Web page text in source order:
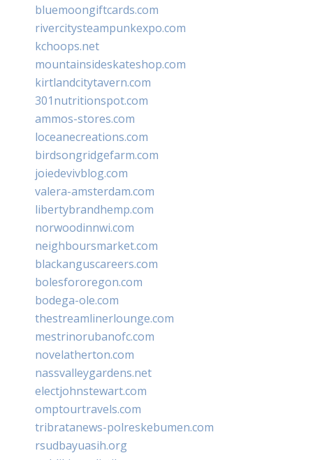
bluemoongiftcards.com
rivercitysteampunkexpo.com
kchoops.net
mountainsideskateshop.com
kirtlandcitytavern.com
301nutritionspot.com
ammos-stores.com
loceanecreations.com
birdsongridgefarm.com
joiedevivblog.com
valera-amsterdam.com
libertybrandhemp.com
norwoodinnwi.com
neighboursmarket.com
blackanguscareers.com
bolesfororegon.com
bodega-ole.com
thestreamlinerlounge.com
mestrinorubanofc.com
novelatherton.com
nassvalleygardens.net
electjohnstewart.com
omptourtravels.com
tribratanews-polreskebumen.com
rsudbayuasih.org